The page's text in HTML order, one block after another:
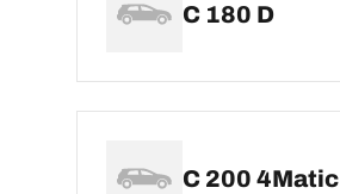
C 180 D
C 200 4Matic